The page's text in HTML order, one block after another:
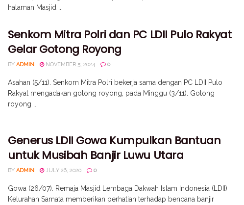
halaman Masjid ...
Senkom Mitra Polri dan PC LDII Pulo Rakyat
Gelar Gotong Royong
BY ADMIN NOVEMBER 5, 2024 0
Asahan (5/11). Senkom Mitra Polri bekerja sama dengan PC LDII Pulo
Rakyat mengadakan gotong royong, pada Minggu (3/11). Gotong
royong ...
Generus LDII Gowa Kumpulkan Bantuan
untuk Musibah Banjir Luwu Utara
BY ADMIN JULY 26, 2020 0
Gowa (26/07). Remaja Masjid Lembaga Dakwah Islam Indonesia (LDII)
Kelurahan Samata memberikan perhatian terhadap bencana banjir